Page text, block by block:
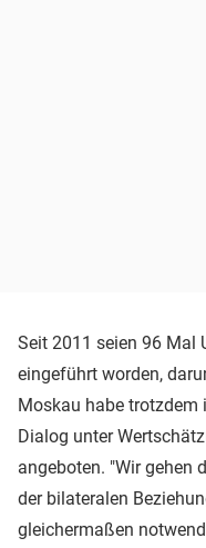
Seit 2011 seien 96 Mal
eingeführt worden,
Moskau habe trotzdem
Dialog unter
angeboten. "Wir gehen
der bilateralen
gleichermaßen